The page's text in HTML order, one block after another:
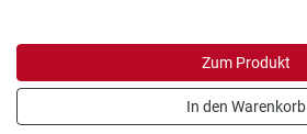
Zum Produkt
In den Warenkorb